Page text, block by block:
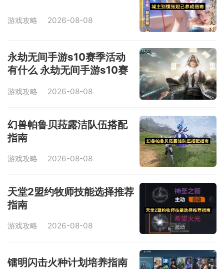
游戏攻略 2026-08-08
永劫无间手游s10赛季活动
有什么 永劫无间手游s10赛
游戏攻略 2026-08-08
幻兽帕鲁贝菈露洁队伍搭配
指南
游戏攻略 2026-08-08
天堂2盟约牧师技能选择推荐
指南
游戏攻略 2026-08-08
镭明闪击火种计划培养指南